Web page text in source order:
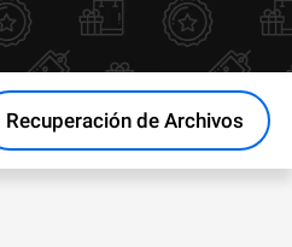
Recuperación de Archivos